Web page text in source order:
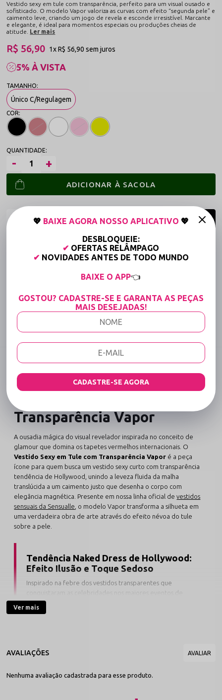
Vestido sexy em tule com transparência, perfeito para um visual ousado e
sofisticado. O modelo Vapor valoriza as curvas com efeito “segunda pele” e
caimento leve, criando um jogo de revela e esconde irresistível. Marcante
e elegante, é ideal para momentos especiais ou produções cheias de
atitude.
Ler mais
5% À VISTA
R$ 56,90 1xR$ 56,90sem juros
Único C/Regulagem
ADICIONAR À SACOLA
Frete grátis a partir de R$149,90 (Varejo)*
Até 6x Sem Juros (Varejo)
15% OFF para Compras Acima de R$400,00 (Varejo)
Tabela de medidas
DESCRIÇÃO COMPLETA
Código identificador (SKU):
Transparência Vapor
A ousadia mágica do visual revelador inspirada no conceito de
glamour que domina os tapetes vermelhos internacionais. O
Vestido Sexy em Tule com Transparência Vapor é a peça
ícone para quem busca um vestido sexy curto com transparência
tendência de Hollywood, unindo a leveza fluida da malha
translúcida a um caimento justo que desenha o corpo com
elegância magnética. Presente em nossa linha oficial devestidos
sensuais da Sensualle , o modelo Vapor transforma a silhueta em
uma verdadeira obra de arte através do efeito névoa do tule
sobre a pele.
Tendência Naked Dress de Hollywood:
Efeito Ilusão e Toque Sedoso
Inspirado na febre dos vestidos transparentes que
conquistaram as celebridades nos maiores eventos de
moda do mundo, o modelo Vapor aposta na transparência
estratégica de tule flexível com elastano. Ele cria uma aura
suave, este vestido transparente curto desliza suavemente sobre o
Ver mais
Nenhuma avaliação cadastrada para esse produto.
💖 BAIXE AGORA NOSSO APLICATIVO 💖
DESBLOQUEIE:
✔ OFERTAS RELÂMPAGO
✔ NOVIDADES ANTES DE TODO MUNDO
BAIXE O APP👈
GOSTOU? CADASTRE-SE E GARANTA AS PEÇAS
MAIS DESEJADAS!
CADASTRE-SE AGORA